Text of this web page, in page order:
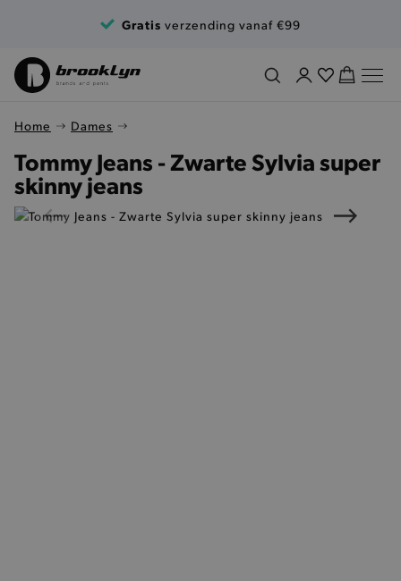
Gratis verzending vanaf €99
Home Dames
Tommy Jeans - Zwarte Sylvia super
skinny jeans